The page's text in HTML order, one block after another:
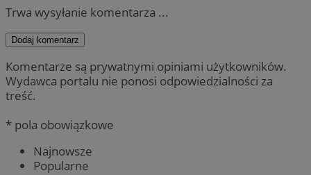
Trwa wysyłanie komentarza ...
Dodaj komentarz
Komentarze są prywatnymi opiniami użytkowników.
Wydawca portalu nie ponosi odpowiedzialności za
treść.
* pola obowiązkowe
Najnowsze
Popularne